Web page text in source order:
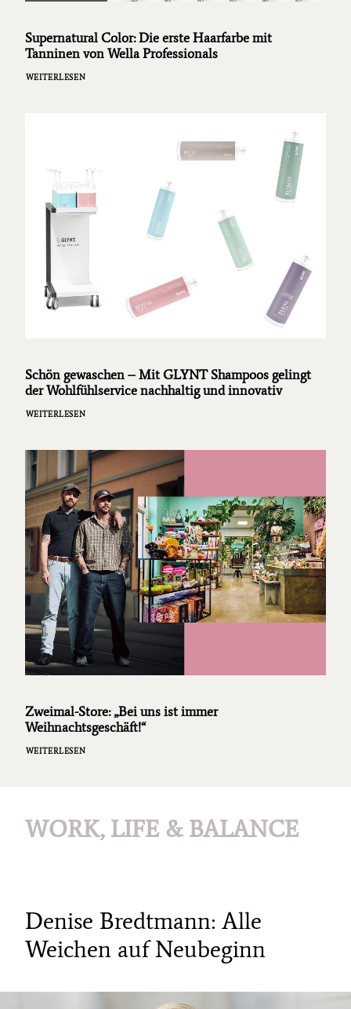
Supernatural Color: Die erste Haarfarbe mit
Tanninen von Wella Professionals
WEITERLESEN
Schön gewaschen – Mit GLYNT Shampoos gelingt
der Wohlfühlservice nachhaltig und innovativ
WEITERLESEN
Zweimal-Store: „Bei uns ist immer
Weihnachtsgeschäft!“
WEITERLESEN
WORK, LIFE & BALANCE
Denise Bredtmann: Alle
Weichen auf Neubeginn